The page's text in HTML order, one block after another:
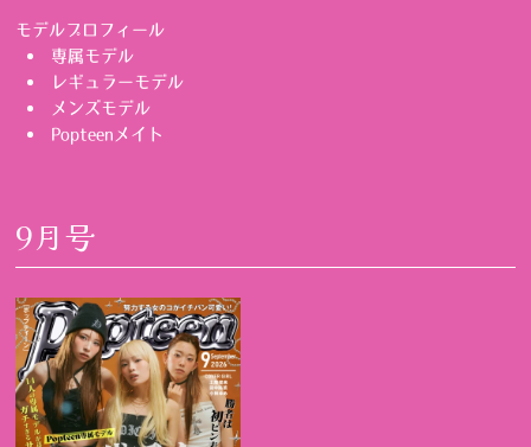
モデルプロフィール
専属モデル
レギュラーモデル
メンズモデル
Popteenメイト
9月号